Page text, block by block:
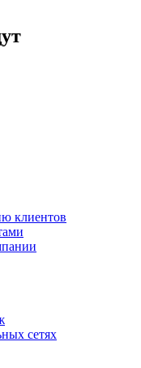
клиентов
сетях